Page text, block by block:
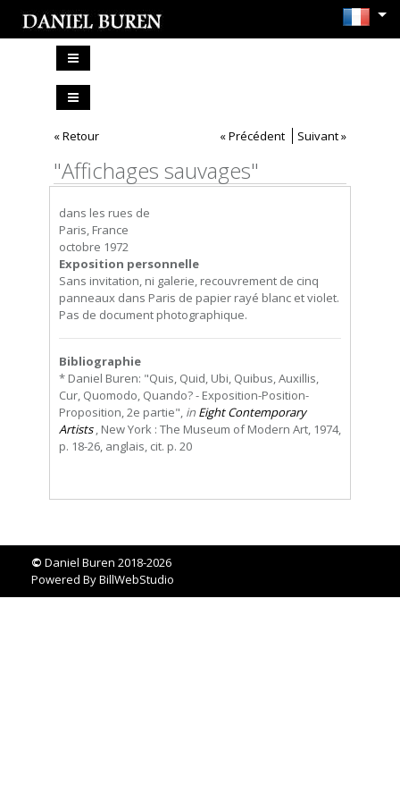
« Retour « Précédent Suivant »
"Affichages sauvages"
dans les rues de
Paris, France
octobre 1972
Exposition personnelle
Sans invitation, ni galerie, recouvrement de cinq
panneaux dans Paris de papier rayé blanc et violet.
Pas de document photographique.
Bibliographie
* Daniel Buren: "Quis, Quid, Ubi, Quibus, Auxillis,
Cur, Quomodo, Quando? - Exposition-Position-
Proposition, 2e partie", in Eight Contemporary
Artists, New York : The Museum of Modern Art, 1974,
p. 18-26, anglais, cit. p. 20
© Daniel Buren 2018-2026
Powered ByBillWebStudio